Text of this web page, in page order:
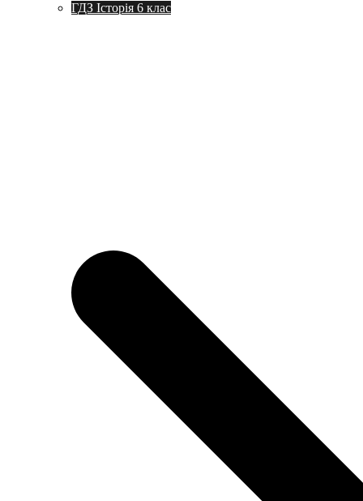
ГДЗ Історія 6 клас